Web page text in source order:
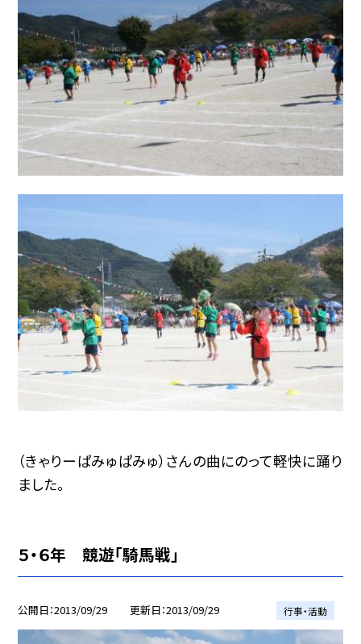
（きゃりーぱみゅぱみゅ）さんの曲にのって軽快に踊り
ました。
５・６年 競遊「騎馬戦」
公開日 2013/09/29 更新日 2013/09/29 行事・活動